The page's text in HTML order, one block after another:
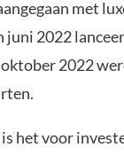
met
2022
2022
het voor